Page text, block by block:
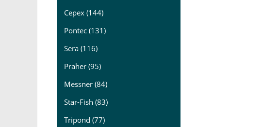
Cepex (144)
Pontec (131)
Sera (116)
Praher (95)
Messner (84)
Star-Fish (83)
Tripond (77)